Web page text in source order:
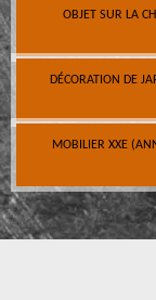
OBJET SUR LA
DÉCORATION DE
MOBILIER XXE